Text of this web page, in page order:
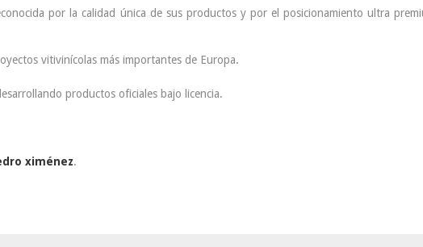
por la calidad única de sus productos y por el posicionamiento ultra
vitivinícolas más importantes de Europa.
productos oficiales bajo licencia.
ximénez.